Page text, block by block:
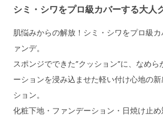
シミ・シワをプロ級カバーする大人
肌悩みからの解放！シミ・シワをプロ級
ァンデ。
スポンジでできた”クッション”に、なめ
ーションを浸み込ませた軽い付け心地の
ション。
化粧下地・ファンデーション・日焼け止め